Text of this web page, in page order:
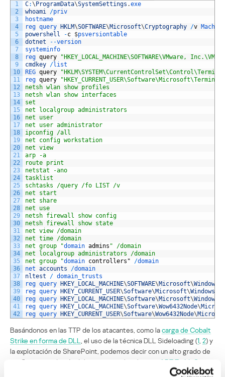
1
2
3
4
5
6
7
8
9
10
11
12
13
14
15
16
17
18
19
20
21
22
23
24
25
26
27
28
29
30
31
32
33
34
35
36
37
38
39
40
41
42
C:\ ProgramData\SystemSettings .exe
whoami /priv
hostname
reg query HKLM\SOFTWARE\Microsoft\Cryptography /v
powershell
-c $psversiontable
dotnet
--version
systeminfo
reg query
"HKEY_LOCAL_MACHINE\SOFTWARE\VMware,
cmdkey /list
REG query
reg query
netsh wlan show profiles
netsh wlan show interfaces
set
net localgroup administrators
net user
net user administrator
ipconfig /all
net config workstation
net view
arp -a
route print
netstat -ano
tasklist
schtasks /query /fo LIST /v
net start
net share
net use
netsh firewall show config
netsh firewall show state
net view /domain
net time /domain
net group "domain admins " /domain
net localgroup administrators /domain
net group "domain controllers " /domain
net accounts /domain
nltest
/ domain_trusts
reg query HKEY_LOCAL_MACHINE\SOFTWARE\Microsoft\Windows
reg query HKEY_CURRENT_USER\Software\Microsoft\Windows
reg query HKEY_LOCAL_MACHINE\Software\Microsoft\Windows
reg query HKEY_LOCAL_MACHINE\Software\Wow6432Node\
reg query HKEY_CURRENT_USER\Software\Wow6432Node\
Basándonos en las TTP de los atacantes, como lacarga de Cobalt
Strike en forma de DLL, el uso de la técnica DLL Sideloading (1, 2) y
la explotación de SharePoint, podemos decir con un alto grado de
confianza que detrás del ataque estaba el
grupo APT ToddyCat
Gracias a la rápida respuesta de nuestro modelo, pudimos